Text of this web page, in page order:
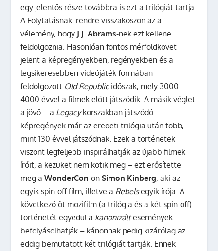
egy jelentős része továbbra is ezt a trilógiát tartja
A Folytatásnak, rendre visszaköszön az a
vélemény, hogy J.J. Abrams-nek ezt kellene
feldolgoznia. Hasonlóan fontos mérföldkövet
jelent a képregényekben, regényekben és a
legsikeresebben videójáték formában
feldolgozott Old Republicidőszak, mely 3000-
4000 évvel a filmek előtt játszódik. A másik véglet
a jövő – a Legacykorszakban játszódó
képregények már az eredeti trilógia után több,
mint 130 évvel játszódnak. Ezek a történetek
viszont legfeljebb inspirálhatják az újabb filmek
íróit, a kezüket nem kötik meg – ezt erősítette
meg aWonderCon-onSimon Kinberg, aki az
egyik spin-off film, illetve a Rebelsegyik írója. A
következő öt mozifilm (a trilógia és a két spin-off)
történetét egyedül a kanonizáltesemények
befolyásolhatják – kánonnak pedig kizárólag az
eddig bemutatott két trilógiát tartják. Ennek